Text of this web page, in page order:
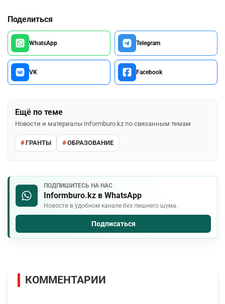
Поделиться
WhatsApp Telegram
VK Facebook
Ещё по теме
Новости и материалы Informburo.kz по связанным темам
ГРАНТЫ ОБРАЗОВАНИЕ
ПОДПИШИТЕСЬ НА НАС
Informburo.kz в WhatsApp
Новости в удобном канале без лишнего шума.
Подписаться
КОММЕНТАРИИ